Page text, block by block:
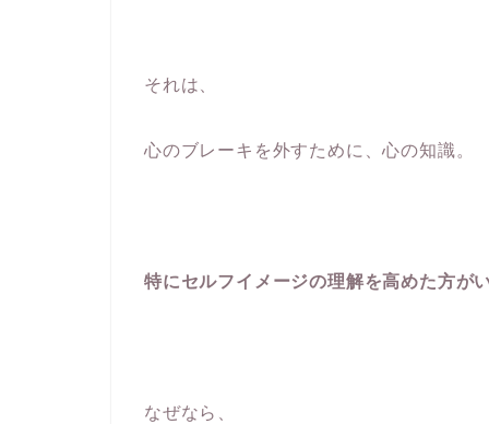
それは、
心のブレーキを外すために、心の知識。
特にセルフイメージの理解を高めた方が
なぜなら、